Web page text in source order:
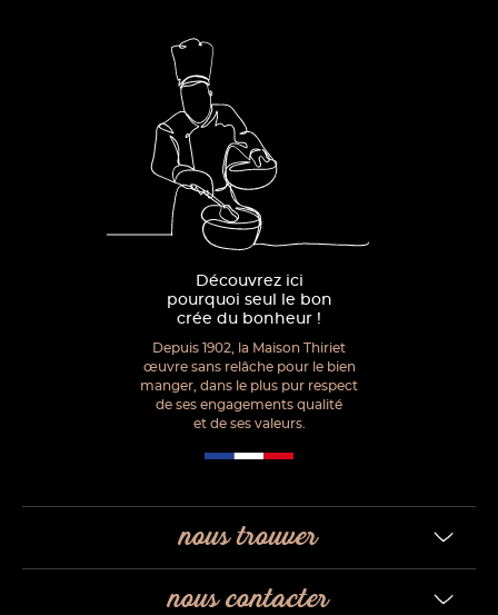
Découvrez ici
pourquoi seul le bon
crée du bonheur !
Depuis 1902, la Maison Thiriet
œuvre sans relâche pour le bien
manger, dans le plus pur respect
de ses engagements qualité
et de ses valeurs.
nous trouver
nous contacter